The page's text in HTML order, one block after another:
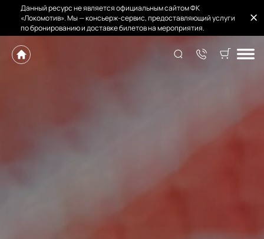
Данный ресурс не является официальным сайтом ФК
«Локомотив». Мы — консьерж-сервис, предоставляющий услуги
по бронированию и доставке билетов на мероприятия.